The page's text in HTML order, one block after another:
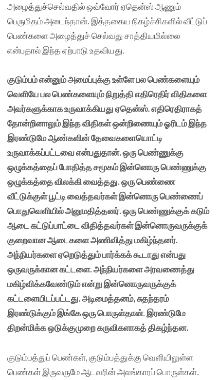
அழைத்துச்செல்வதில் ஒவ்வோர் ஏதென்ஸ் ஆணும்
பெருமிதம் அடைந்தான். இத்தகைய நிகழ்ச்சிகளில் வீட்டுப்
பெண்களை அழைத்துச் செல்வது சாத்தியமில்லை
என்பதால் இந்த ஏற்பாடு உதவியது.
குடும்பம் என்னும் அமைப்புக்கு உள்ளே பல பெண்களையும்
வெளியே பல பெண்களையும் நிறுத்தி எதிரெதிர் விதிகளை
அவர்களுக்காக உருவாக்கியது ஏதென்ஸ். எதிரெதிராகத்
தோன்றினாலும் இந்த விதிகள் ஒன்றிணையும் ஓரிடம் இந்த
இரண்டுமே ஆண்களின் தேவைகளையொட்டி
உருவாக்கப்பட்டவை என்பதுதான். ஒரு பெண்ணுக்கு
ஒழுக்கத்தைப் போதித்த சமூகம் இன்னொரு பெண்ணுக்கு
ஒழுக்கத்தை விலக்கி வைத்தது. ஒரு பெண்ணை
வீட்டுக்குள் பூட்டி வைத்தவர்கள் இன்னொரு பெண்ணைப்
பொதுவெளியில் அனுமதித்தனர். ஒரு பெண்ணுக்குக் கடும்
ஆடை கட்டுப்பாட்டை விதித்தவர்கள் இன்னொருவருக்குக்
குறைவான ஆடைகளை அணிவித்து மகிழ்ந்தனர்.
அந்நியர்களை ஏறெடுத்தும் பார்க்கக் கூடாது என்பது
ஒருவருக்கான கட்டளை. அந்நியர்களை அரவணைத்து
மகிழ்விக்கவேண்டும் என்று இன்னொருவருக்குக்
கட்டளையிடப்பட்டது. அடிமைத்தனம், சுதந்தரம்
இரண்டுக்கும் இங்கே ஒரு பொருள்தான்.இரண்டுமே
திறன்மிக்க ஒடுக்குமுறை கருவிகளாகத் திகழ்ந்தன.
குடும்பத்துப் பெண்கள், குடும்பத்துக்கு வெளியிலுள்ள
பெண்கள் இருவருமே ஆடவரின் அலங்காரப் பொருள்கள்.